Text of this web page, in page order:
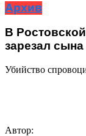
Архив
В
зарезал сына
Убийство
Автор: